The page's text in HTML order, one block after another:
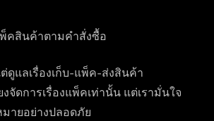
คสินค้าตามคำสั่งซื้อ
ดูแลเรื่องเก็บ-แพ็ค-ส่งสินค้า
งจัดการเรื่องแพ็คเท่านั้น แต่เรามั่นใจ
ายอย่างปลอดภัย